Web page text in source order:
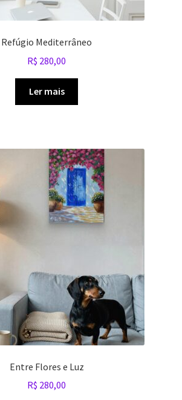
Refúgio Mediterrâneo
R$ 280,00
Ler mais
Entre Flores e Luz
R$ 280,00